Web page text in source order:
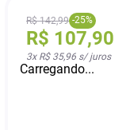
R$ 142,99 -25%
R$ 107,90
3x R$ 35,96 s/ juros
Carregando...